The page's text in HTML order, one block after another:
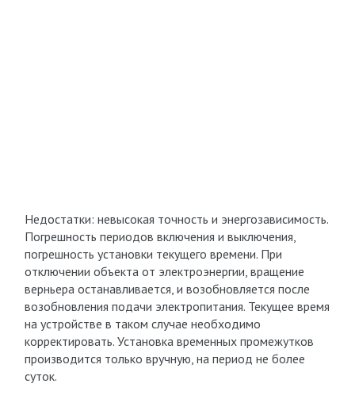
Недостатки: невысокая точность и энергозависимость.
Погрешность периодов включения и выключения,
погрешность установки текущего времени. При
отключении объекта от электроэнергии, вращение
верньера останавливается, и возобновляется после
возобновления подачи электропитания. Текущее время
на устройстве в таком случае необходимо
корректировать. Установка временных промежутков
производится только вручную, на период не более
суток.